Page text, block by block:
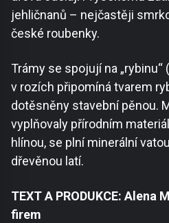
jehličnanů – nejčastěji
české roubenky.
Trámy se spojují na
v rozích připomíná tvarem
dotěsněny stavební pěnou.
vyplňovaly přírodním
hlínou, se plní minerální
dřevěnou latí.
TEXT A PRODUKCE: Alena
firem